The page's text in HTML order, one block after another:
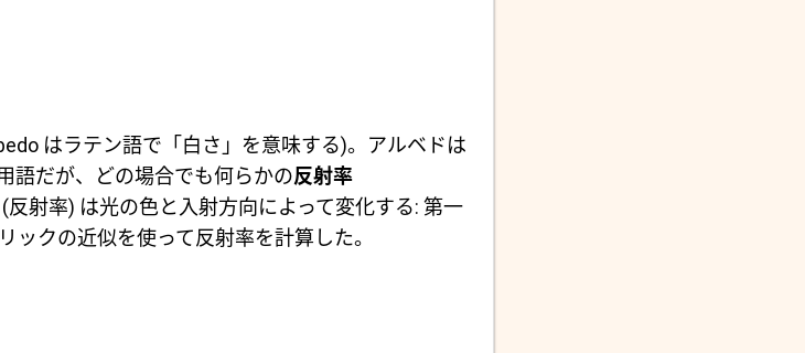
はラテン語で「白さ」を意味する)。アルベドは
語だが、どの場合でも何らかの反射率
射率) は光の色と入射方向によって変化する: 第一
ックの近似を使って反射率を計算した。